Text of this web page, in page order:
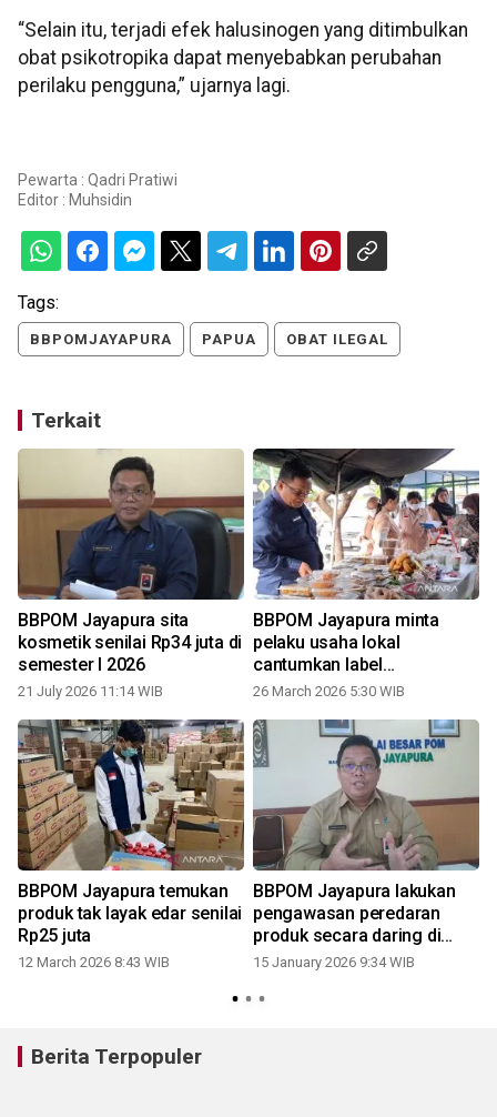
“Selain itu, terjadi efek halusinogen yang ditimbulkan
obat psikotropika dapat menyebabkan perubahan
perilaku pengguna,” ujarnya lagi.
Pewarta : Qadri Pratiwi
Editor : Muhsidin
Tags:
BBPOMJAYAPURA PAPUA OBAT ILEGAL
Terkait
BBPOM Jayapura sita
kosmetik senilai Rp34 juta di
semester I 2026
21 July 2026 11:14 WIB
BBPOM Jayapura minta
pelaku usaha lokal
cantumkan label
kedaluwarsa secara jelas
26 March 2026 5:30 WIB
BBPOM Jayapura temukan
produk tak layak edar senilai
Rp25 juta
12 March 2026 8:43 WIB
BBPOM Jayapura lakukan
pengawasan peredaran
produk secara daring di
Papua
15 January 2026 9:34 WIB
Berita Terpopuler